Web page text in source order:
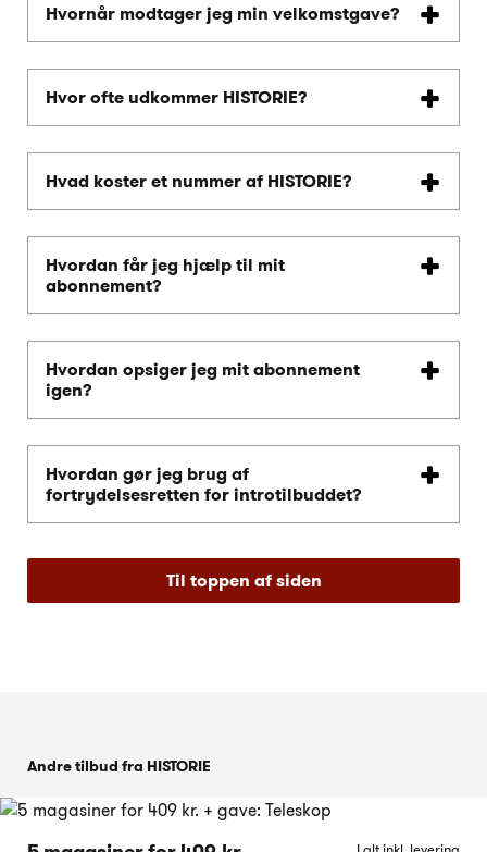
Hvornår modtager jeg min velkomstgave?
Hvor ofte udkommer HISTORIE?
Hvad koster et nummer af HISTORIE?
Hvordan får jeg hjælp til mit
abonnement?
Hvordan opsiger jeg mit abonnement
igen?
Hvordan gør jeg brug af
fortrydelsesretten for introtilbuddet?
Til toppen af siden
Andre tilbud fra HISTORIE